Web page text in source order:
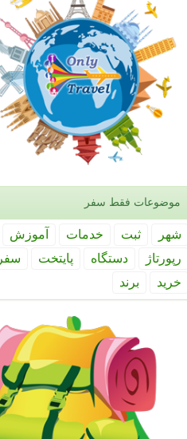
موضوعات فقط سفر
شهر ثبت خدمات
آموزش
رپورتاژ
دستگاه پایتخت
سفر
خرید
برند